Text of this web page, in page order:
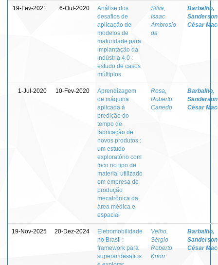
19-Fev-2021 6-Out-2020
Análise dos
desafios de
aplicação de
modelos de
maturidade para
implantação da
indústria 4.0 :
estudo de casos
múltiplos
Silva,
Isaac
Ambrosio
da
Barbalho,
Sanderson
César
1-Jul-2020 10-Fev-2020
Aprendizagem
de máquina
aplicada à
predição do
tempo de
fabricação de
novos produtos :
um estudo
exploratório com
foco no tipo de
material utilizado
em empresa de
produção
mecatrônica da
área médica e
espacial
Rosa,
Roberto
Canedo
Barbalho,
Sanderson
César
19-Nov-2025 20-Dez-2024
Eletromobilidade
no Brasil :
framework para
superar desafios
Velho,
Sérgio
Roberto
Knorr
Barbalho,
Sanderson
César